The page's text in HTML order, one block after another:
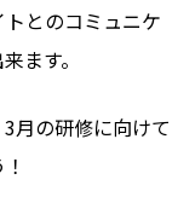
とのコミュニケ
ます。
月の研修に向けて